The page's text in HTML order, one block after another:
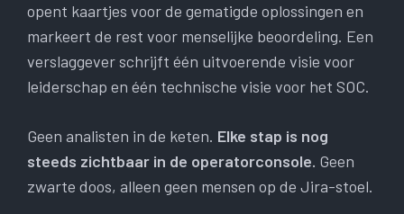
opent kaartjes voor de gematigde oplossingen en
markeert de rest voor menselijke beoordeling. Een
verslaggever schrijft één uitvoerende visie voor
leiderschap en één technische visie voor het SOC.
Geen analisten in de keten. Elke stap is nog
steeds zichtbaar in de operatorconsole. Geen
zwarte doos, alleen geen mensen op de Jira-stoel.